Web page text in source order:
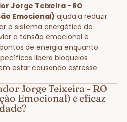
Jorge Teixeira - RO
Emocional) ajuda a reduzir
o sistema energético do
a tensão emocional e
de energia enquanto
libera bloqueios
estar causando estresse.
Jorge Teixeira - RO
Emocional) é eficaz